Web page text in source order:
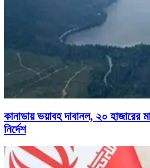
কানাডায় ভয়াবহ দাবানল, ২০ হাজারের
নির্দেশ